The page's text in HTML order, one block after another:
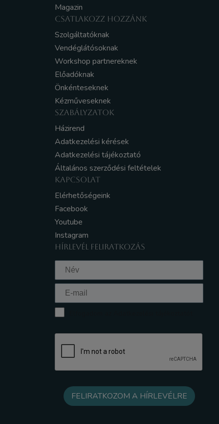
Magazin
CSATLAKOZZ HOZZÁNK
Szolgáltatóknak
Vendéglátósoknak
Workshop partnereknek
Előadóknak
Önkénteseknek
Kézműveseknek
SZABÁLYZATOK
Házirend
Adatkezelési kérések
Adatkezelési tájékoztató
Általános szerződési feltételek
KAPCSOLAT
Elérhetőségeink
Facebook
Youtube
Instagram
HÍRLEVÉL FELIRATKOZÁS